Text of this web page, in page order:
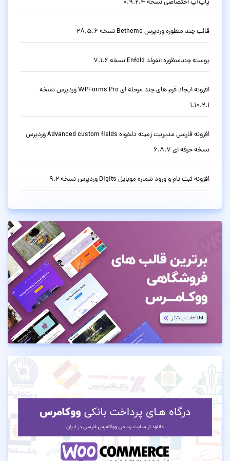
پاپ‌آپ اختصاصی نسخه 0.9.2.4
قالب چند منظوره وردپرس Betheme نسخه 28.5.6
پوسته چندمنظوره انفولد Enfold نسخه 7.1.6
افزونه ایجاد فرم های چند مرحله ای WPForms Pro وردپرس نسخه
1.10.2.1
افزونه فارسی مدیریت زمینه دلخواه Advanced custom fields وردپرس
نسخه حرفه ای 6.8.7
افزونه ثبت نام و ورود شماره موبایل Digits وردپرس نسخه 9.2